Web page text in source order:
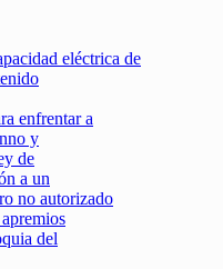
eléctrica de
enfrentar a
y
de
a un
no autorizado
del